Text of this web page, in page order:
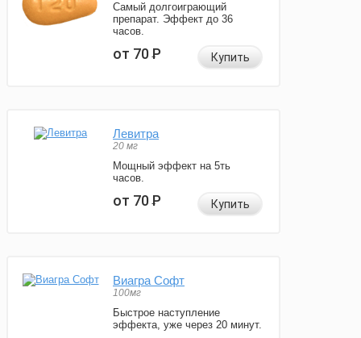
Самый долгоиграющий
препарат. Эффект до 36
часов.
от 70Р Купить
Левитра
20 мг
Мощный эффект на 5ть
часов.
от 70Р Купить
Виагра Софт
100мг
Быстрое наступление
эффекта, уже через 20 минут.